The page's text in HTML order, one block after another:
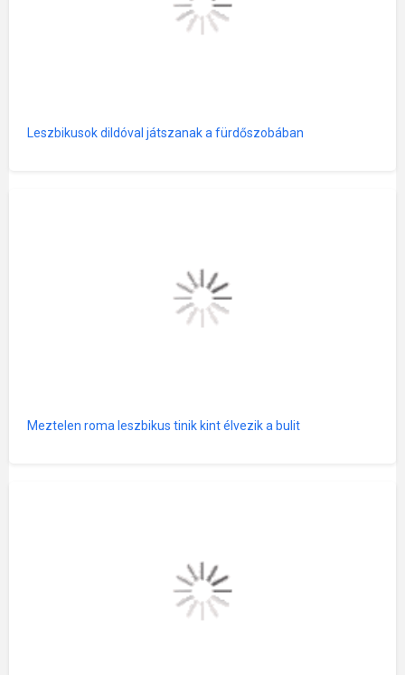
Leszbikusok dildóval játszanak a fürdőszobában
Meztelen roma leszbikus tinik kint élvezik a bulit